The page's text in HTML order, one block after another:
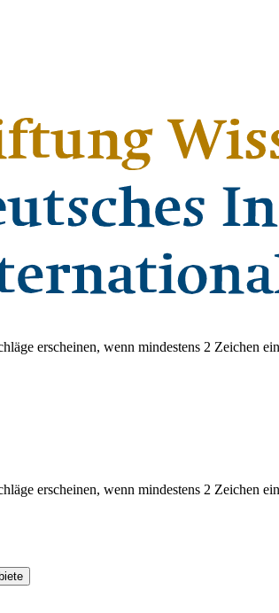
erscheinen, wenn mindestens 2 Zeichen
erscheinen, wenn mindestens 2 Zeichen